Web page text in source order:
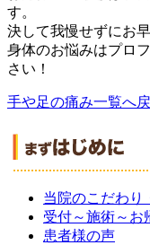
す。
決して我慢せずにお
身体のお悩みはプロ
さい！
手や足の痛み一覧へ
当院のこだわり
受付～施術～お
患者様の声